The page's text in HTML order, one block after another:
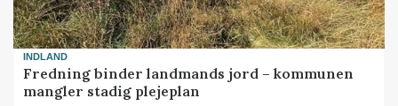
INDLAND
Fredning binder landmands jord – kommunen
mangler stadig plejeplan